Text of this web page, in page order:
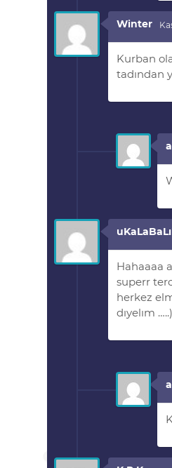
Winter
Kurban
tadından
Hahaaaa
superr
herkez
dıyelım …..)